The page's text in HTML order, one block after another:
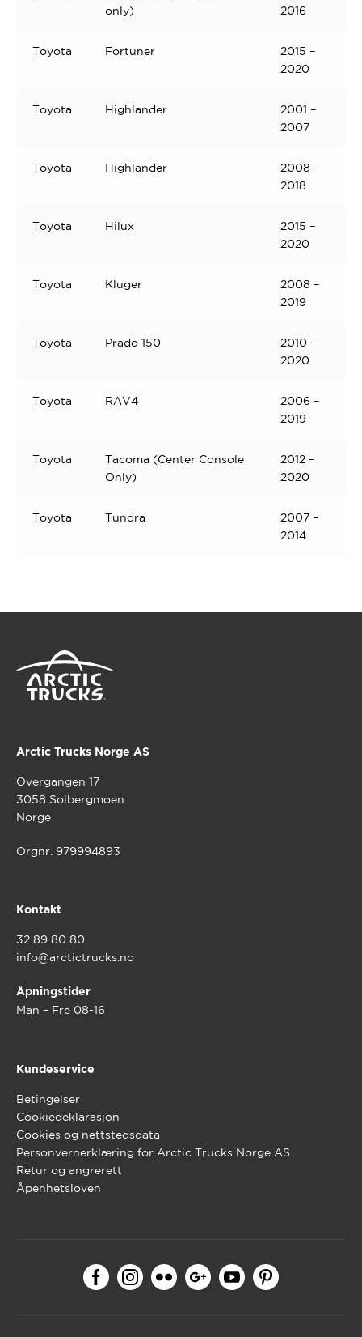
only)
2016
Toyota Fortuner
2015 –
2020
Toyota Highlander
2001 –
2007
Toyota Highlander
2008 –
2018
Toyota Hilux
2015 –
2020
Toyota Kluger
2008 –
2019
Toyota Prado 150
2010 –
2020
Toyota RAV4
2006 –
2019
Toyota
Tacoma (Center Console
Only)
2012 –
2020
Toyota Tundra
2007 –
2014
Arctic Trucks Norge AS
Overgangen 17
3058 Solbergmoen
Norge
Orgnr. 979994893
Kontakt
32 89 80 80
info@arctictrucks.no
Åpningstider
Man – Fre 08-16
Kundeservice
Betingelser
Cookiedeklarasjon
Cookies og nettstedsdata
Personvernerklæring for Arctic Trucks Norge AS
Retur og angrerett
Åpenhetsloven